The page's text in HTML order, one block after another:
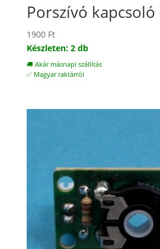
Porszívó
1900 Ft
Készleten: 2 db
🚚 Akár másnapi szállítás
✅ Magyar raktárról